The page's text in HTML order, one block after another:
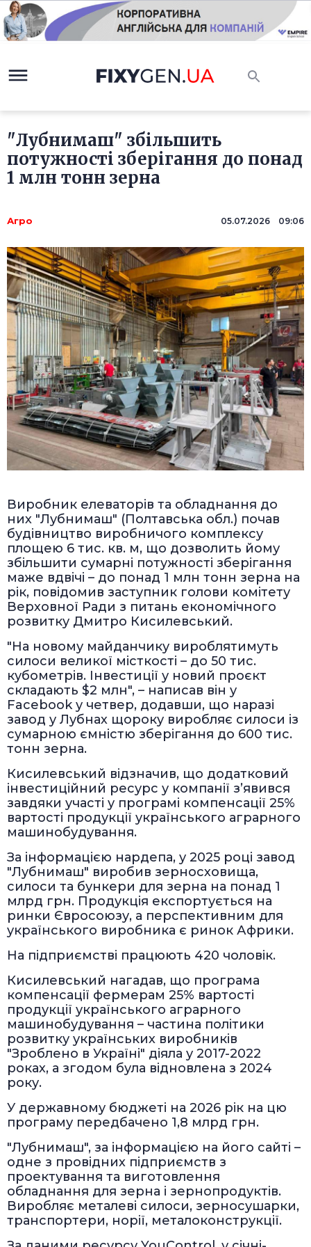
"Лубнимаш" збільшить
потужності зберігання до понад
1 млн тонн зерна
Агро 05.07.2026 09:06
Виробник елеваторів та обладнання до
них "Лубнимаш" (Полтавська обл.) почав
будівництво виробничого комплексу
площею 6 тис. кв. м, що дозволить йому
збільшити сумарні потужності зберігання
маже вдвічі – до понад 1 млн тонн зерна на
рік, повідомив заступник голови комітету
Верховної Ради з питань економічного
розвитку Дмитро Кисилевський.
"На новому майданчику вироблятимуть
силоси великої місткості – до 50 тис.
кубометрів. Інвестиції у новий проєкт
складають $2 млн", – написав він у
Facebook у четвер, додавши, що наразі
завод у Лубнах щороку виробляє силоси із
сумарною ємністю зберігання до 600 тис.
тонн зерна.
Кисилевський відзначив, що додатковий
інвестиційний ресурс у компанії з’явився
завдяки участі у програмі компенсації 25%
вартості продукції українського аграрного
машинобудування.
За інформацією нардепа, у 2025 році завод
"Лубнимаш" виробив зерносховища,
силоси та бункери для зерна на понад 1
млрд грн. Продукція експортується на
ринки Євросоюзу, а перспективним для
українського виробника є ринок Африки.
На підприємстві працюють 420 чоловік.
Кисилевський нагадав, що програма
компенсації фермерам 25% вартості
продукції українського аграрного
машинобудування – частина політики
розвитку українських виробників
"Зроблено в Україні" діяла у 2017-2022
роках, а згодом була відновлена з 2024
року.
У державному бюджеті на 2026 рік на цю
програму передбачено 1,8 млрд грн.
"Лубнимаш", за інформацією на його сайті –
одне з провідних підприємств з
проектування та виготовлення
обладнання для зерна і зернопродуктів.
Виробляє металеві силоси, зерносушарки,
транспортери, норії, металоконструкції.